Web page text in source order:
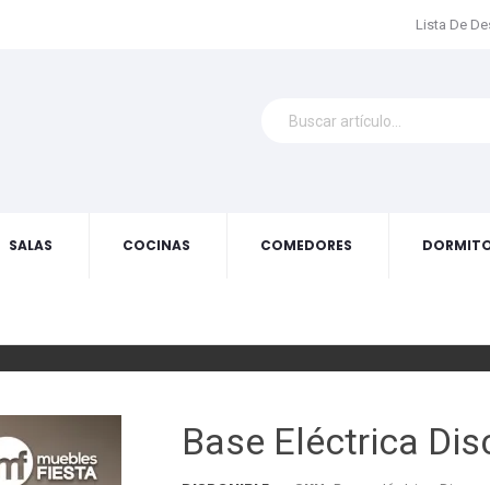
Lista De
SALAS COCINAS COMEDORES
Base Eléctrica